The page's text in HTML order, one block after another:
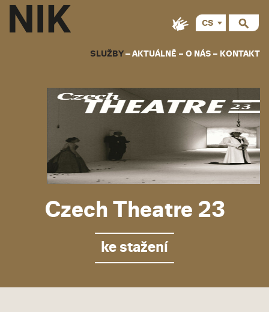
SLUŽBY AKTUÁLNĚ O NÁS KONTAKT
CS
Czech Theatre 23
ke stažení